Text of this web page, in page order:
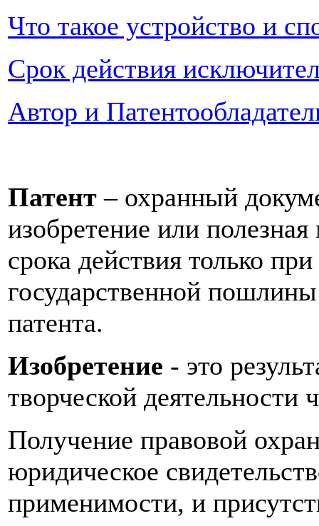
Что такое устройство и
Срок действия
Автор и
Патент – охранный
изобретение или
срока действия только
государственной
патента.
Изобретение - это
творческой деятельности
Получение правовой
юридическое
применимости, и